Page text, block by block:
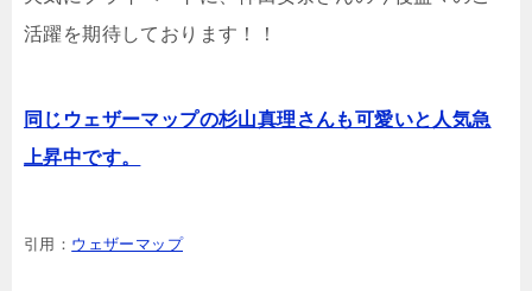
活躍を期待しております！！
同じウェザーマップの杉山真理さんも可愛いと人気急
上昇中です。
引用： ウェザーマップ